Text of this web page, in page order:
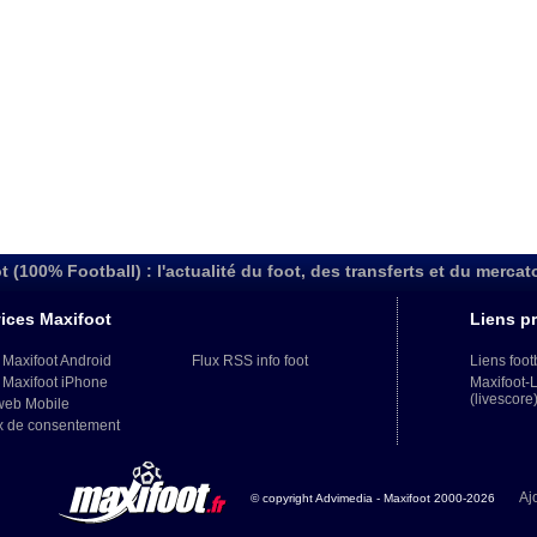
(100% Football) : l'actualité du foot, des transferts et du
Maxifoot
Android
iPhone
Mobile
de consentement
Flux RSS info foot
Liens
Liens
Maxifoot-
(livescore)
© copyright Advimedia - Maxifoot 2000-2026